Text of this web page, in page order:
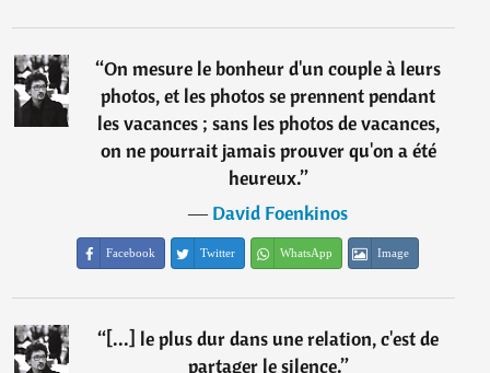
“On mesure le bonheur d'un couple à leurs
photos, et les photos se prennent pendant
les vacances ; sans les photos de vacances,
on ne pourrait jamais prouver qu'on a été
heureux.”
―David Foenkinos
Facebook Twitter WhatsApp Image
“[...] le plus dur dans une relation, c'est de
partager le silence.”